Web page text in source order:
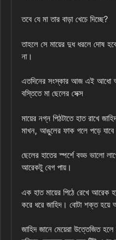
তবে যে মা তার বাড়া খেচে দিচ্ছে?
তাহলে সে মায়ের দুধ ধরলে দোষ
না।
এতদিনের সংস্কার আজ এই আধো
বস্তিতে মা ছেলের সেক্স
মায়ের নগ্ন পিঠটাতে হাত রাখে
মাখন, আঙুলের ফাক গলে পড়ে
ছেলের হাতের স্পর্শে বড্ড ভালো
আরেকটু বেগ পায়।
এক হাত মায়ের পিঠে রেখে আরেক
করে ধরে জাহিদ। বোটা শক্ত হয়ে
জাহিদ জানে মেয়েরা উত্তেজিত